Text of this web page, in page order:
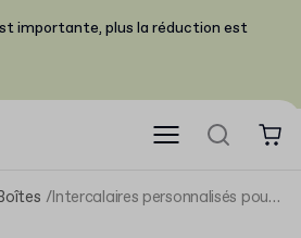
importante, plus la réduction est
Intercalaires personnalisés pour boîtes d’expédition